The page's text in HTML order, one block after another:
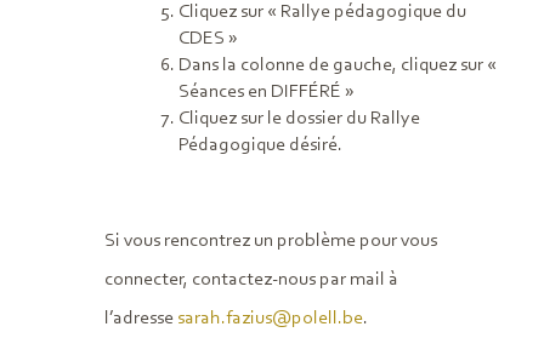
Cliquez sur « Rallye pédagogique du
CDES »
Dans la colonne de gauche, cliquez sur «
Séances en DIFFÉRÉ »
Cliquez sur le dossier du Rallye
Pédagogique désiré.
Si vous rencontrez un problème pour vous
connecter, contactez-nous par mail à
l’adresse sarah.fazius@polell.be.